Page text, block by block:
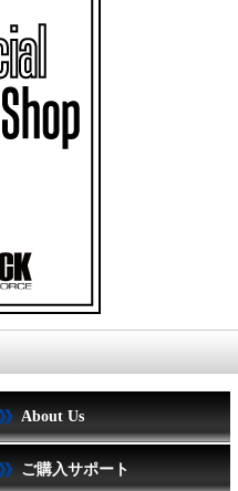
About Us
ご購入サポート